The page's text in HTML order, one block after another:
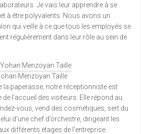
Je vais leur apprendre à se
à être polyvalents. Nous avons un
qui veille à ce que tous les employés se
régulièrement dans leur rôle au sein de
Menzoyan Taille
la paperasse, notre réceptionniste est
l’accueil des visiteurs. Elle répond au
vous, vend des cosmétiques, sert du
d’une chef d’orchestre, dirigeant les
différents étages de l’entreprise.